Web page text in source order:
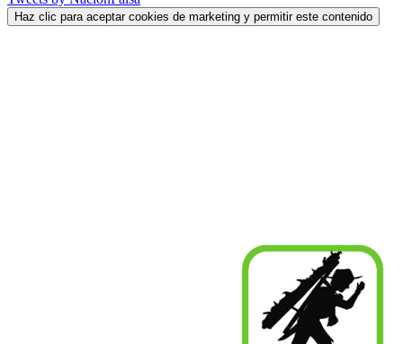
Haz clic para aceptar cookies de marketing y permitir este contenido